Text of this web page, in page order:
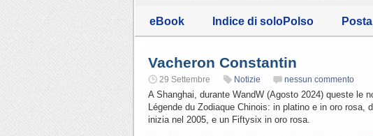
eBook Indice di soloPolso
Vacheron Constantin
29 Settembre Notizie nessun commento
A Shanghai, durante WandW (Agosto 2024) queste le
Légende du Zodiaque Chinois: in platino e in oro rosa,
inizia nel 2005, e un Fiftysix in oro rosa.